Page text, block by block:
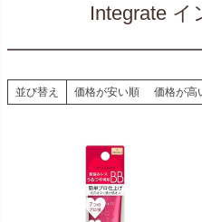
Integrate イ
並び替え 価格が安い順 価格が高